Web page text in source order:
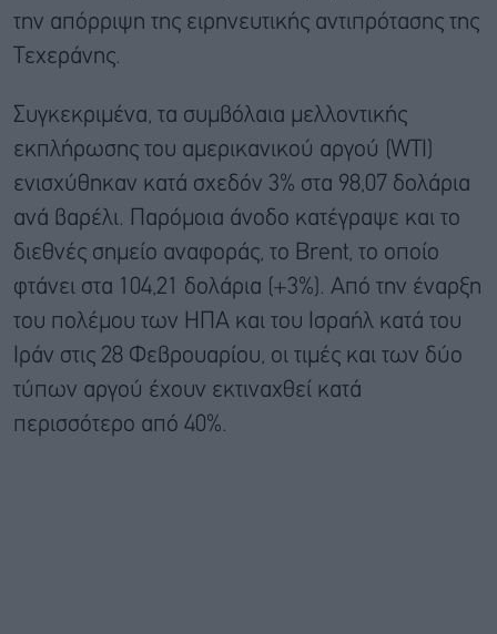
την απόρριψη της ειρηνευτικής αντιπρότασης της
Τεχεράνης.
Συγκεκριμένα, τα συμβόλαια μελλοντικής
εκπλήρωσης του αμερικανικού αργού (WTI)
ενισχύθηκαν κατά σχεδόν 3% στα 98,07 δολάρια
ανά βαρέλι. Παρόμοια άνοδο κατέγραψε και το
διεθνές σημείο αναφοράς, το Brent, το οποίο
φτάνει στα 104,21 δολάρια (+3%). Από την έναρξη
του πολέμου των ΗΠΑ και του Ισραήλ κατά του
Ιράν στις 28 Φεβρουαρίου, οι τιμές και των δύο
τύπων αργού έχουν εκτιναχθεί κατά
περισσότερο από 40%.